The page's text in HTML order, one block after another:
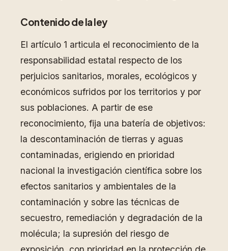
Contenido de la ley
El artículo 1 articula el reconocimiento de la
responsabilidad estatal respecto de los
perjuicios sanitarios, morales, ecológicos y
económicos sufridos por los territorios y por
sus poblaciones. A partir de ese
reconocimiento, fija una batería de objetivos:
la descontaminación de tierras y aguas
contaminadas, erigiendo en prioridad
nacional la investigación científica sobre los
efectos sanitarios y ambientales de la
contaminación y sobre las técnicas de
secuestro, remediación y degradación de la
molécula; la supresión del riesgo de